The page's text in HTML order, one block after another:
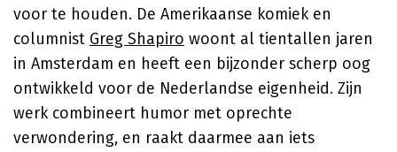
voor te houden. De Amerikaanse komiek en
columnist Greg Shapiro woont al tientallen jaren
in Amsterdam en heeft een bijzonder scherp oog
ontwikkeld voor de Nederlandse eigenheid. Zijn
werk combineert humor met oprechte
verwondering, en raakt daarmee aan iets